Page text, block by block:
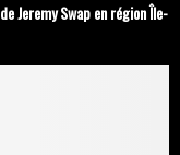
Jeremy Swap en région Île-